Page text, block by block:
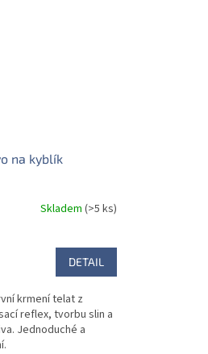
na kyblík
Skladem (>5 ks)
DETAIL
krmení telat z
reflex, tvorbu slin a
Jednoduché a